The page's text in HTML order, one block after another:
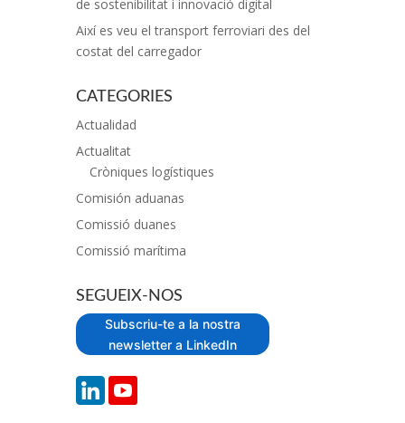
de sostenibilitat i innovació digital
Així es veu el transport ferroviari des del
costat del carregador
CATEGORIES
Actualidad
Actualitat
Cròniques logístiques
Comisión aduanas
Comissió duanes
Comissió marítima
SEGUEIX-NOS
Subscriu-te a la nostra
newsletter a LinkedIn